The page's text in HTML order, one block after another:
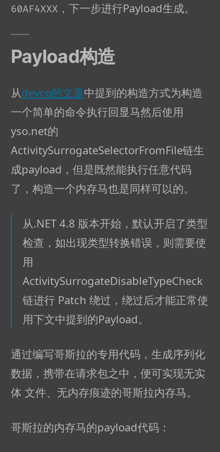
60AF4XXX ，下一步进行Payload生成。
Payload构造
从devco的文章中提到的构造方式为构造
一个简单的命令执行回显马然后使用
yso.net的
ActivitySurrogateSelectorFromFile链生
成payload，但是既然能执行任意代码
了，构造一个内存马也是同样可以的。
从.NET 4.8 版本开始，默认开启了类型
检查，如出现类型转换错误，则需要使
用
ActivitySurrogateDisableTypeCheck
链进行 Patch 绕过，绕过后才能正常使
用下文中提到的Payload。
通过编写哥斯拉的专用代码，生成序列化
数据，携带在请求包之中，便可实现无实
体 文件、无内存痕迹的哥斯拉内存马。
哥斯拉的内存马的payload代码：